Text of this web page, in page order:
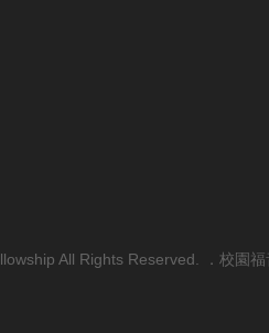
All Rights Reserved. ．校園福